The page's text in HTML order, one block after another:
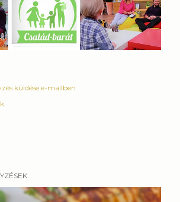
küldése e-mailben